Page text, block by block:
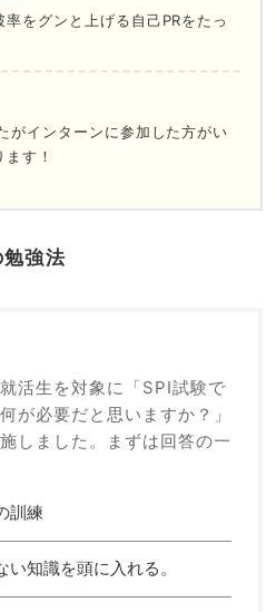
をグンと上げる自己PRをたっ
がインターンに参加した方がい
す！
強法
活生を対象に「SPI試験で
が必要だと思いますか？」
しました。まずは回答の一
訓練
知識を頭に入れる。